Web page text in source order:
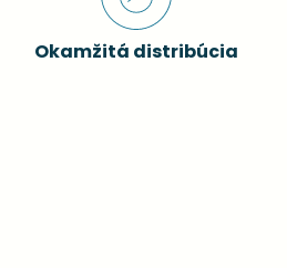
Okamžitá distribúcia